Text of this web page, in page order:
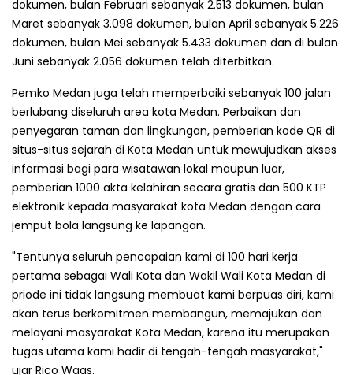
dokumen, bulan Februari sebanyak 2.513 dokumen, bulan
Maret sebanyak 3.098 dokumen, bulan April sebanyak 5.226
dokumen, bulan Mei sebanyak 5.433 dokumen dan di bulan
Juni sebanyak 2.056 dokumen telah diterbitkan.
Pemko Medan juga telah memperbaiki sebanyak 100 jalan
berlubang diseluruh area kota Medan. Perbaikan dan
penyegaran taman dan lingkungan, pemberian kode QR di
situs-situs sejarah di Kota Medan untuk mewujudkan akses
informasi bagi para wisatawan lokal maupun luar,
pemberian 1000 akta kelahiran secara gratis dan 500 KTP
elektronik kepada masyarakat kota Medan dengan cara
jemput bola langsung ke lapangan.
"Tentunya seluruh pencapaian kami di 100 hari kerja
pertama sebagai Wali Kota dan Wakil Wali Kota Medan di
priode ini tidak langsung membuat kami berpuas diri, kami
akan terus berkomitmen membangun, memajukan dan
melayani masyarakat Kota Medan, karena itu merupakan
tugas utama kami hadir di tengah-tengah masyarakat,"
ujar Rico Waas.